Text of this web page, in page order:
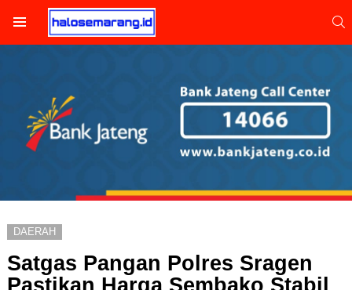
DAERAH
Satgas Pangan Polres Sragen